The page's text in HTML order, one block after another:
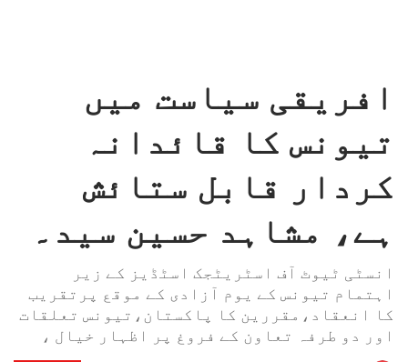
افریقی سیاست میں
تیونس کا قائدانہ
کردار قابل ستائش
ہے، مشاہد حسین سید۔
انسٹی ٹیوٹ آف اسٹریٹجک اسٹڈیز کے زیر
اہتمام تیونس کے یوم آزادی کے موقع پرتقریب
کا انعقاد،مقررین کا پاکستان،تیونس تعلقات
اور دو طرفہ تعاون کے فروغ پر اظہار خیال ،